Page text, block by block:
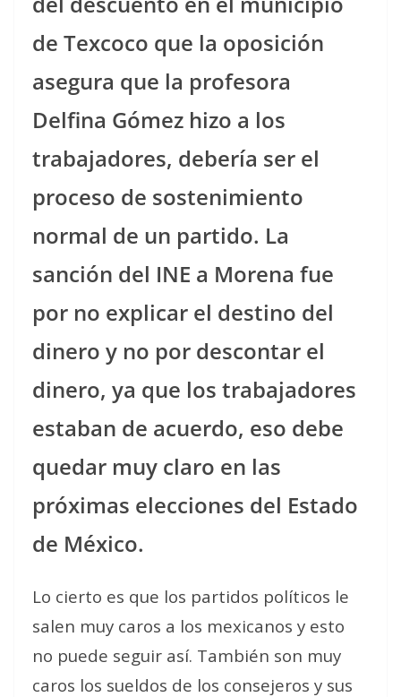
de Texcoco que la oposición
asegura que la profesora
Delfina Gómez hizo a los
trabajadores, debería ser el
proceso de sostenimiento
normal de un partido. La
sanción del INE a Morena fue
por no explicar el destino del
dinero y no por descontar el
dinero, ya que los trabajadores
estaban de acuerdo, eso debe
quedar muy claro en las
próximas elecciones del Estado
de México.
Lo cierto es que los partidos políticos le
salen muy caros a los mexicanos y esto
no puede seguir así. También son muy
caros los sueldos de los consejeros y sus